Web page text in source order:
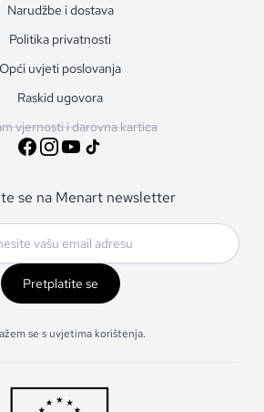
Narudžbe i dostava
Politika privatnosti
Opći uvjeti poslovanja
Raskid ugovora
vjernosti i darovna kartica
se na Menart newsletter
Pretplatite se
se s uvjetima korištenja.